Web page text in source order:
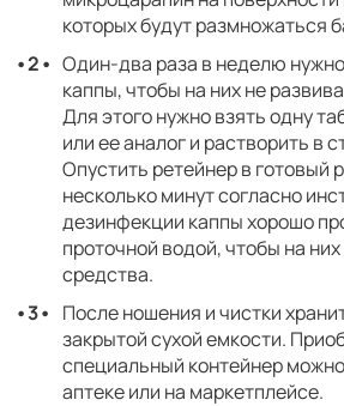
которых будут размножаться
Один-два раза в неделю
каппы, чтобы на них не
Для этого нужно взять одну
или ее аналог и растворить в
Опустить ретейнер в готовый
несколько минут согласно
дезинфекции каппы хорошо
проточной водой, чтобы на
средства.
После ношения и чистки
закрытой сухой емкости.
специальный контейнер
аптеке или на маркетплейсе.